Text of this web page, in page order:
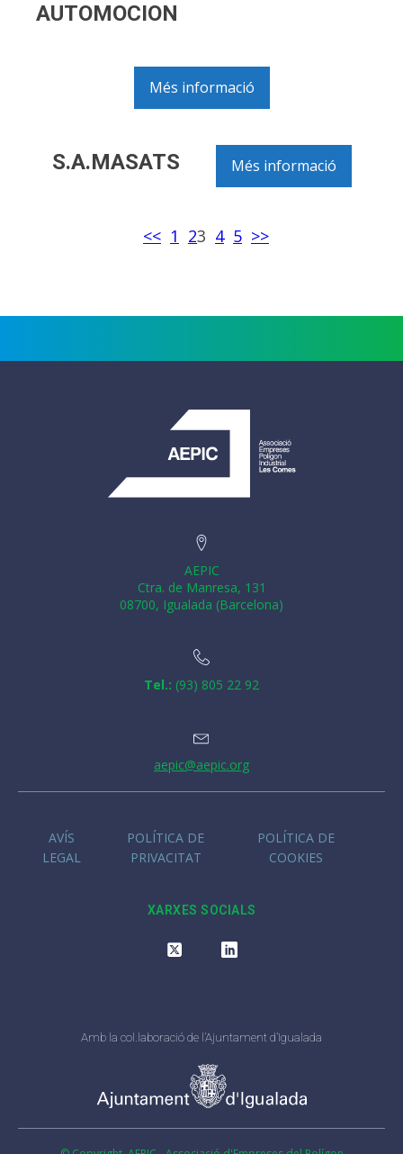
AUTOMOCION
Més informació
S.A.MASATS Més informació
<< 1 23 4 5 >>
AEPIC
Ctra. de Manresa, 131
08700, Igualada (Barcelona)
Tel.: (93) 805 22 92
aepic@aepic.org
AVÍS
LEGAL
POLÍTICA DE
PRIVACITAT
POLÍTICA DE
COOKIES
XARXES SOCIALS
Amb la col.laboració de l’Ajuntament d’Igualada